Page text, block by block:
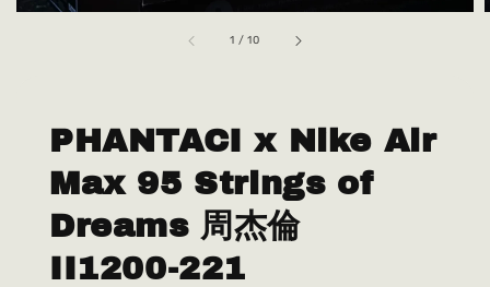
1 /10
PHANTACI x Nike Air
Max 95 Strings of
Dreams 周杰倫
II1200-221